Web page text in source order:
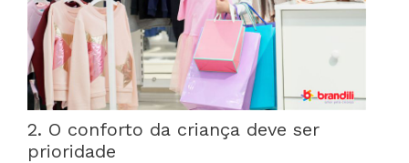
2. O conforto da criança deve ser
prioridade